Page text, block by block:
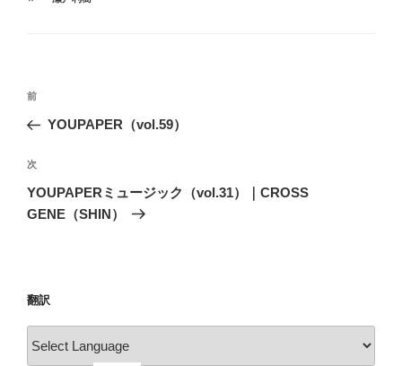
ゴ
投
ナ
ビ
ゲ
ー
前
の
稿
前
YOUPAPER（vol.59）
次
の
投
次
YOUPAPERミュージック（vol.31）｜CROSS
GENE（SHIN）
翻訳